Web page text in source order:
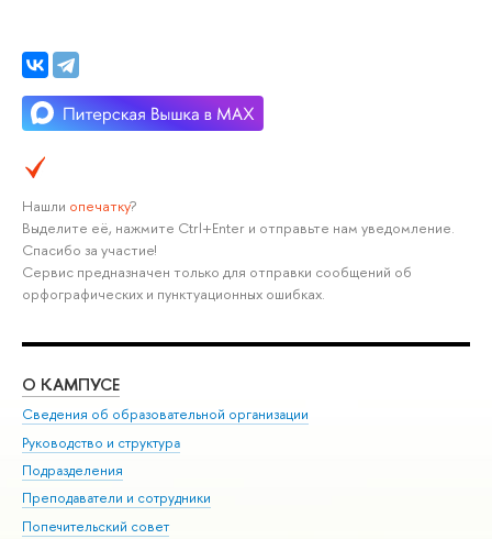
Нашли опечатку?
Выделите её, нажмите Ctrl+Enter и отправьте нам уведомление.
Спасибо за участие!
Сервис предназначен только для отправки сообщений об
орфографических и пунктуационных ошибках.
О КАМПУСЕ
Сведения об образовательной организации
Руководство и структура
Подразделения
Преподаватели и сотрудники
Попечительский совет